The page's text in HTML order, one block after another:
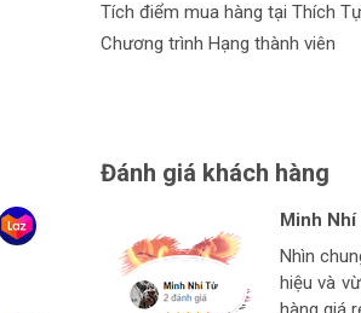
Tích điểm mua hàng tại Thích
Chương trình Hạng thành viên
Đánh giá khách hàng
Đinh
Hàng ở
cho thợ
Minh Nhí
Nhìn
hiệu và
Hiệu
Ngon bổ
tuan anh
Giá mềm
hàng